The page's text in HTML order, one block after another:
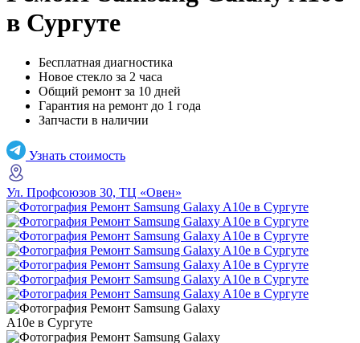
в Сургуте
Бесплатная диагностика
Новое стекло за 2 часа
Общий ремонт за 10 дней
Гарантия на ремонт до 1 года
Запчасти в наличии
Узнать стоимость
Ул. Профсоюзов 30, ТЦ «Овен»